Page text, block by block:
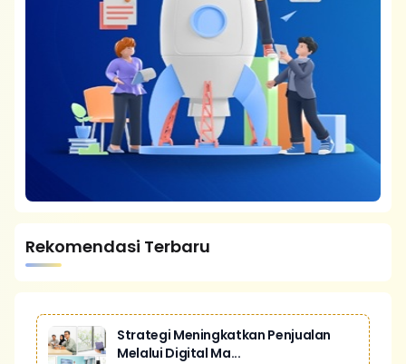
Rekomendasi Terbaru
Strategi Meningkatkan Penjualan
Melalui Digital Ma...